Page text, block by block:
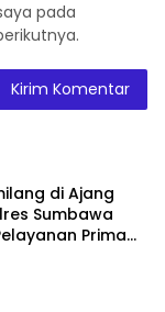
pada
di Ajang
Sumbawa
Prima